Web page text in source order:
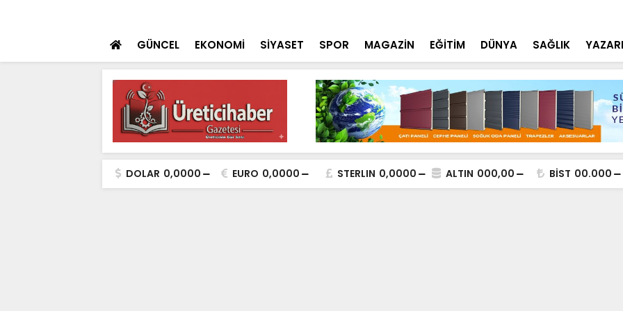
GÜNCEL EKONOMİ SİYASET SPOR MAGAZİN EĞİTİM DÜNYA SAĞLIK
DOLAR 0,0000 EURO 0,0000 STERLIN 0,0000 ALTIN 000,00 BİST 00.000